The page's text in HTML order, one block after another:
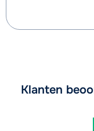
Klanten